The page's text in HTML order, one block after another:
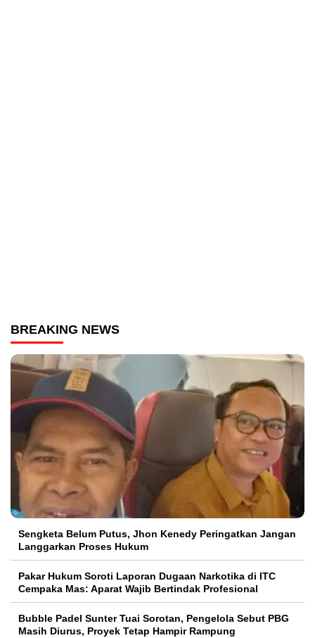
BREAKING NEWS
Sengketa Belum Putus, Jhon Kenedy Peringatkan Jangan
Langgarkan Proses Hukum
Pakar Hukum Soroti Laporan Dugaan Narkotika di ITC
Cempaka Mas: Aparat Wajib Bertindak Profesional
Bubble Padel Sunter Tuai Sorotan, Pengelola Sebut PBG
Masih Diurus, Proyek Tetap Hampir Rampung